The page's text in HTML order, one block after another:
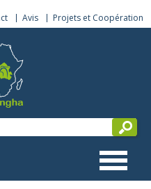
Avis
Projets et Coopération